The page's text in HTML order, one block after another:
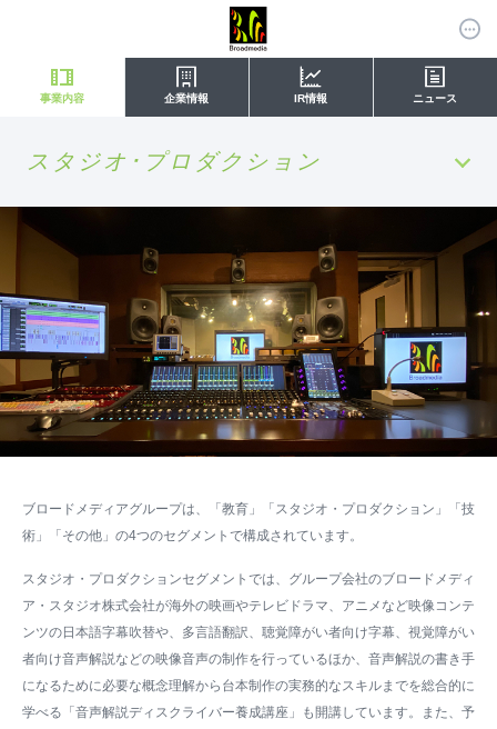
事業内容 企業情報 IR情報 ニュース
スタジオ･プロダクション
ブロードメディアグループは、「教育」「スタジオ・プロダクション」「技
術」「その他」の4つのセグメントで構成されています。
スタジオ・プロダクションセグメントでは、グループ会社のブロードメディ
ア・スタジオ株式会社が海外の映画やテレビドラマ、アニメなど映像コンテ
ンツの日本語字幕吹替や、多言語翻訳、聴覚障がい者向け字幕、視覚障がい
者向け音声解説などの映像音声の制作を行っているほか、音声解説の書き手
になるために必要な概念理解から台本制作の実務的なスキルまでを総合的に
学べる「音声解説ディスクライバー養成講座」も開講しています。また、予